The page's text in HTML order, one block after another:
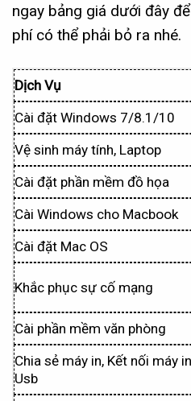
ngay bảng giá dưới đây
phí có thể phải bỏ ra nhé.
Dịch Vụ
Cài đặt Windows 7/8.1/10
Vệ sinh máy tính, Laptop
Cài đặt phần mềm đồ họa
Cài Windows cho Macbook
Cài đặt Mac OS
Khắc phục sự cố mạng
Cài phần mềm văn phòng
Chia sẻ máy in, Kết nối máy
Usb